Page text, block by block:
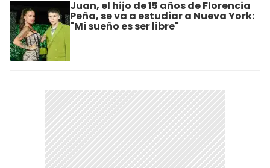
Juan, el hijo de 15 años de Florencia
Peña, se va a estudiar a Nueva York:
"Mi sueño es ser libre"